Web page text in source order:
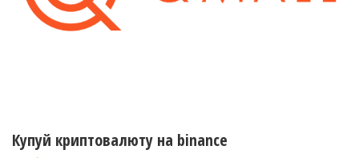
Купуй криптовалюту на binance